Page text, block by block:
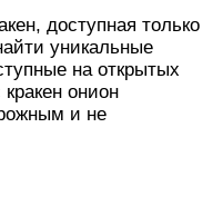
доступная только
уникальные
на открытых
онион
и не